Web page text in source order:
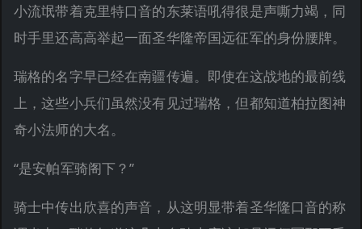
小流氓带着克里特口音的东莱语吼得很是声嘶力竭，同
时手里还高高举起一面圣华隆帝国远征军的身份腰牌。
瑞格的名字早已经在南疆传遍。即使在这战地的最前线
上，这些小兵们虽然没有见过瑞格，但都知道柏拉图神
奇小法师的大名。
“是安帕军骑阁下？”
骑士中传出欣喜的声音，从这明显带着圣华隆口音的称